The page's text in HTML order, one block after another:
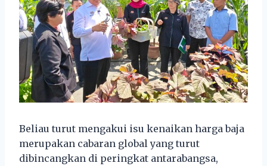
Beliau turut mengakui isu kenaikan harga baja
merupakan cabaran global yang turut
dibincangkan di peringkat antarabangsa,